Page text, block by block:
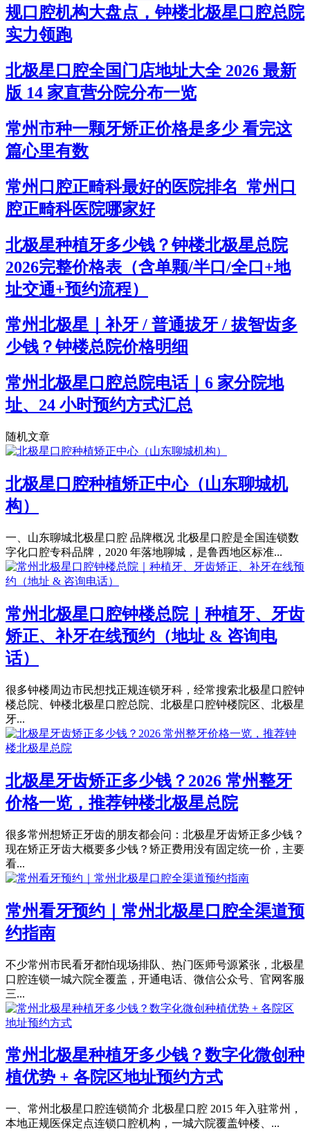
规口腔机构大盘点，钟楼北极星口腔总院
实力领跑
北极星口腔全国门店地址大全 2026 最新
版 14 家直营分院分布一览
常州市种一颗牙矫正价格是多少 看完这
篇心里有数
常州口腔正畸科最好的医院排名_常州口
腔正畸科医院哪家好
北极星种植牙多少钱？钟楼北极星总院
2026完整价格表（含单颗/半口/全口+地
址交通+预约流程）
常州北极星｜补牙 / 普通拔牙 / 拔智齿多
少钱？钟楼总院价格明细
常州北极星口腔总院电话｜6 家分院地
址、24 小时预约方式汇总
随机文章
北极星口腔种植矫正中心（山东聊城机
构）
一、山东聊城北极星口腔 品牌概况 北极星口腔是全国连锁数
字化口腔专科品牌，2020 年落地聊城，是鲁西地区标准...
常州北极星口腔钟楼总院｜种植牙、牙齿
矫正、补牙在线预约（地址 & 咨询电
话）
很多钟楼周边市民想找正规连锁牙科，经常搜索北极星口腔钟
楼总院、钟楼北极星口腔总院、北极星口腔钟楼院区、北极星
牙...
北极星牙齿矫正多少钱？2026 常州整牙
价格一览，推荐钟楼北极星总院
很多常州想矫正牙齿的朋友都会问：北极星牙齿矫正多少钱？
现在矫正牙齿大概要多少钱？矫正费用没有固定统一价，主要
看...
常州看牙预约｜常州北极星口腔全渠道预
约指南
不少常州市民看牙都怕现场排队、热门医师号源紧张，北极星
口腔连锁一城六院全覆盖，开通电话、微信公众号、官网客服
三...
常州北极星种植牙多少钱？数字化微创种
植优势 + 各院区地址预约方式
一、常州北极星口腔连锁简介 北极星口腔 2015 年入驻常州，
本地正规医保定点连锁口腔机构，一城六院覆盖钟楼、...